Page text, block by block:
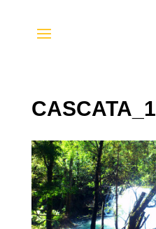
CASCATA_1